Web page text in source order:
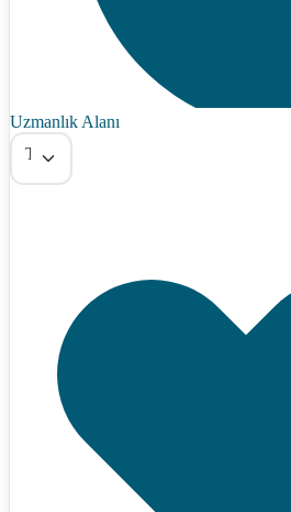
Uzmanlık Alanı
Tümü